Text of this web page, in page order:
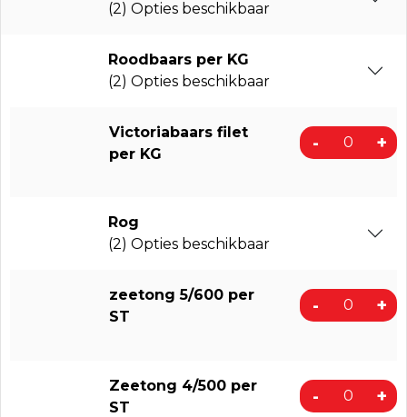
(2) Opties beschikbaar
Roodbaars per KG
(2) Opties beschikbaar
Victoriabaars filet
per KG
- +
Rog
(2) Opties beschikbaar
zeetong 5/600 per
ST
- +
Zeetong 4/500 per
ST
- +